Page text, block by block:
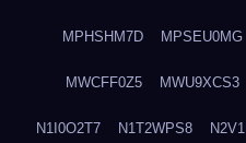
MPHSHM7D MPSEU0MG
MWCFF0Z5 MWU9XCS3
N1I0O2T7 N1T2WPS8